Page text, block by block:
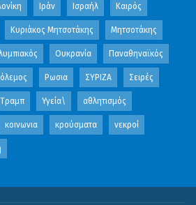
Ιράν Ισραήλ Καιρός
Κυριάκος Μητσοτάκης Μητσοτάκης
Ουκρανία Παναθηναϊκός
Ρωσια ΣΥΡΙΖΑ Σειρές
Τραμπ Υγεία\ αθλητισμός
κοινωνια κρούσματα νεκροί